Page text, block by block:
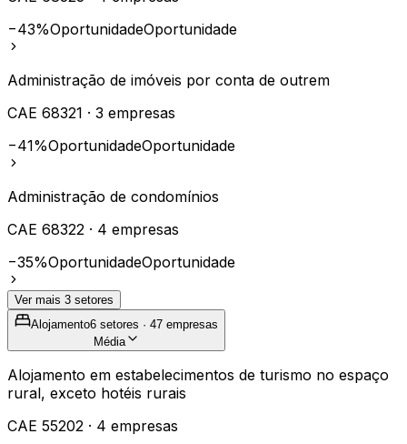
−43%OportunidadeOportunidade
Administração de imóveis por conta de outrem
CAE 68321 · 3 empresas
−41%OportunidadeOportunidade
Administração de condomínios
CAE 68322 · 4 empresas
−35%OportunidadeOportunidade
Ver mais 3 setores
Alojamento6 setores · 47 empresas
Média
Alojamento em estabelecimentos de turismo no espaço
rural, exceto hotéis rurais
CAE 55202 · 4 empresas